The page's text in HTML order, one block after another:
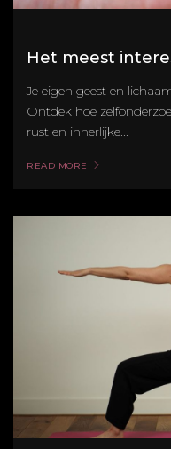
Het meest
Je eigen geest en
Ontdek hoe
rust en innerlijke...
READ MORE